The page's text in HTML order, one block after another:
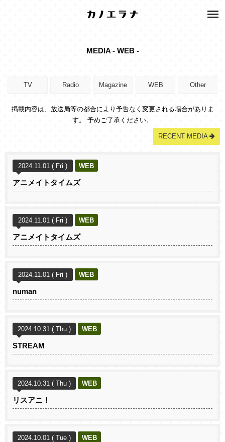
MEDIA - WEB -
TV Radio Magazine WEB Other
掲載内容は、放送局等の都合により予告なく変更される場合がありま
す。 予めご了承ください。
RECENT MEDIA
2024.11.01 ( Fri ) WEB
アニメイトタイムズ
2024.11.01 ( Fri ) WEB
アニメイトタイムズ
2024.11.01 ( Fri ) WEB
numan
2024.10.31 ( Thu ) WEB
STREAM
2024.10.31 ( Thu ) WEB
リスアニ！
2024.10.01 ( Tue ) WEB